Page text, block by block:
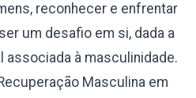
reconhecer e enfrentar
um desafio em si, dada a
à masculinidade.
Masculina em